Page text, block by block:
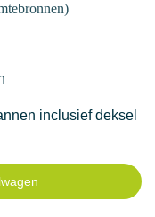
inclusief deksel